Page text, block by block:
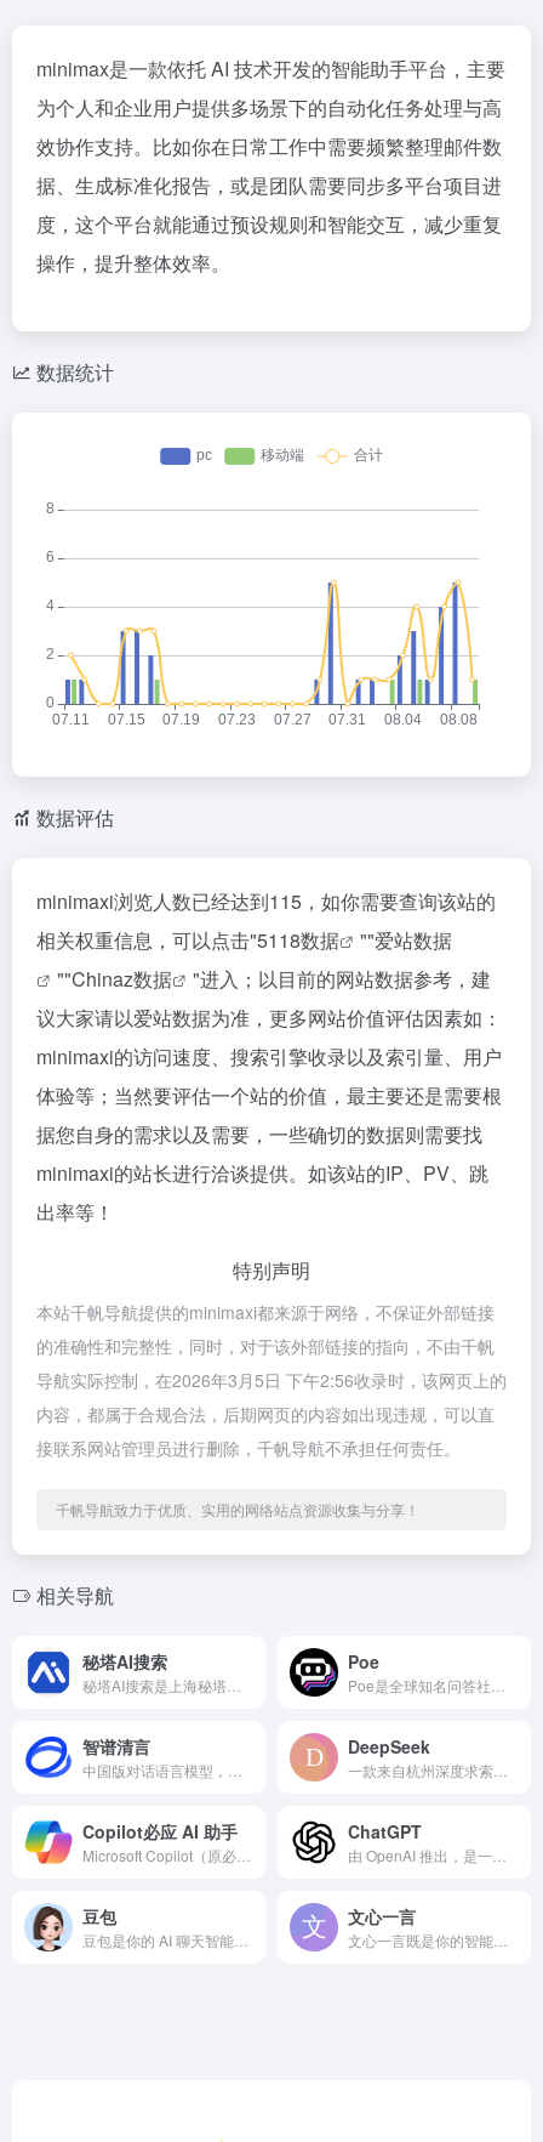
minimax是一款依托 AI 技术开发的智能助手平台，主要
为个人和企业用户提供多场景下的自动化任务处理与高
效协作支持。比如你在日常工作中需要频繁整理邮件数
据、生成标准化报告，或是团队需要同步多平台项目进
度，这个平台就能通过预设规则和智能交互，减少重复
操作，提升整体效率。
数据统计
数据评估
minimaxi浏览人数已经达到115，如你需要查询该站的
相关权重信息，可以点击"5118数据 ""爱站数据
""Chinaz数据
"进入；以目前的网站数据参考，建
议大家请以爱站数据为准，更多网站价值评估因素如：
minimaxi的访问速度、搜索引擎收录以及索引量、用户
体验等；当然要评估一个站的价值，最主要还是需要根
据您自身的需求以及需要，一些确切的数据则需要找
minimaxi的站长进行洽谈提供。如该站的IP、PV、跳
出率等！
特别声明
本站千帆导航提供的minimaxi都来源于网络，不保证外部链接
的准确性和完整性，同时，对于该外部链接的指向，不由千帆
导航实际控制，在2026年3月5日 下午2:56收录时，该网页上的
内容，都属于合规合法，后期网页的内容如出现违规，可以直
接联系网站管理员进行删除，千帆导航不承担任何责任。
千帆导航致力于优质、实用的网络站点资源收集与分享！
相关导航
秘塔AI搜索 Poe
智谱清言 DeepSeek
Copilot必应 AI 助手 ChatGPT
豆包 文心一言